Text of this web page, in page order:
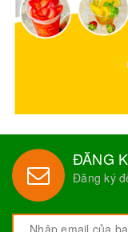
ĐĂNG
Đăng ký